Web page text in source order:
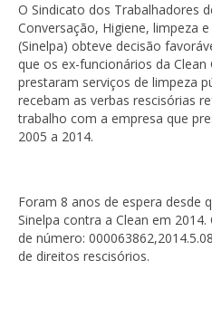
O Sindicato dos Trabalhadores
Conversação, Higiene, limpeza
(Sinelpa) obteve decisão
que os ex-funcionários da
prestaram serviços de limpeza
recebam as verbas rescisórias
trabalho com a empresa que
2005 a 2014.
Foram 8 anos de espera desde
Sinelpa contra a Clean em
de número:
de direitos rescisórios.